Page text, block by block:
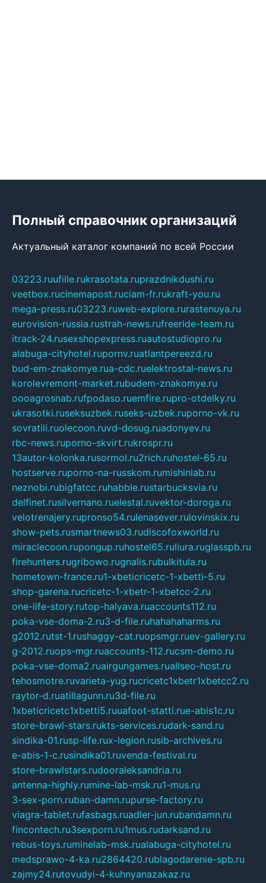
Полный справочник организаций
Актуальный каталог компаний по всей России
03223.ruufille.rukrasotata.ruprazdnikdushi.ru
veetbox.rucinemapost.ruciam-fr.rukraft-you.ru
mega-press.ru03223.ruweb-explore.rurastenuya.ru
eurovision-russia.rustrah-news.rufreeride-team.ru
itrack-24.rusexshopexpress.ruautostudiopro.ru
alabuga-cityhotel.rupornv.ruatlantpereezd.ru
bud-em-znakomye.rua-cdc.ruelektrostal-news.ru
korolevremont-market.rubudem-znakomye.ru
oooagrosnab.rufpodaso.ruemfire.rupro-otdelky.ru
ukrasotki.ruseksuzbek.ruseks-uzbek.ruporno-vk.ru
sovratili.ruolecoon.ruvd-dosug.ruadonyev.ru
rbc-news.ruporno-skvirt.rukrospr.ru
13autor-kolonka.rusormol.ru2rich.ruhostel-65.ru
hostserve.ruporno-na-russkom.rumishinlab.ru
neznobi.rubigfatcc.ruhabble.rustarbucksvia.ru
delfinet.rusilvernano.ruelestal.ruvektor-doroga.ru
velotrenajery.rupronso54.rulenasever.rulovinskix.ru
show-pets.rusmartnews03.rudiscofoxworld.ru
miraclecoon.rupongup.ruhostel65.ruliura.ruglasspb.ru
firehunters.rugribowo.rugnalis.rubulkitula.ru
hometown-france.ru1-xbeticricetc-1-xbetti-5.ru
shop-garena.rucricetc-1-xbetr-1-xbetcc-2.ru
one-life-story.rutop-halyava.ruaccounts112.ru
poka-vse-doma-2.ru3-d-file.ruhahahaharms.ru
g2012.rutst-1.rushaggy-cat.ruopsmgr.ruev-gallery.ru
g-2012.ruops-mgr.ruaccounts-112.rucsm-demo.ru
poka-vse-doma2.ruairgungames.ruallseo-host.ru
tehosmotre.ruvarieta-yug.rucricetc1xbetr1xbetcc2.ru
raytor-d.ruatillagunn.ru3d-file.ru
1xbeticricetc1xbetti5.ruuafoot-statti.rue-abis1c.ru
store-brawl-stars.rukts-services.rudark-sand.ru
sindika-01.rusp-life.rux-legion.rusib-archives.ru
e-abis-1-c.rusindika01.ruvenda-festival.ru
store-brawlstars.rudooraleksandria.ru
antenna-highly.rumine-lab-msk.ru1-mus.ru
3-sex-porn.ruban-damn.rupurse-factory.ru
viagra-tablet.rufasbags.ruadler-jun.rubandamn.ru
fincontech.ru3sexporn.ru1mus.rudarksand.ru
rebus-toys.ruminelab-msk.rualabuga-cityhotel.ru
medsprawo-4-ka.ru2864420.rublagodarenie-spb.ru
zajmy24.rutovudyi-4-kuhnyanazakaz.ru